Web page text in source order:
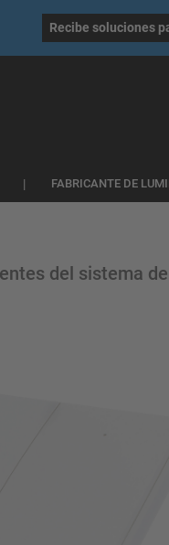
Recibe soluciones
FABRICANTE DE
del sistema